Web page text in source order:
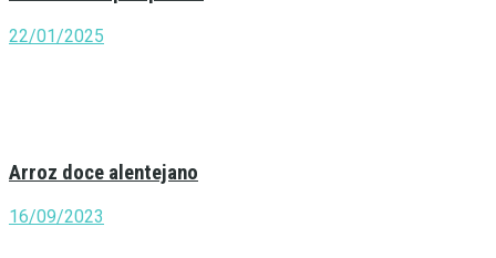
22/01/2025
Arroz doce alentejano
16/09/2023